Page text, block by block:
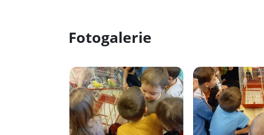
Fotogalerie